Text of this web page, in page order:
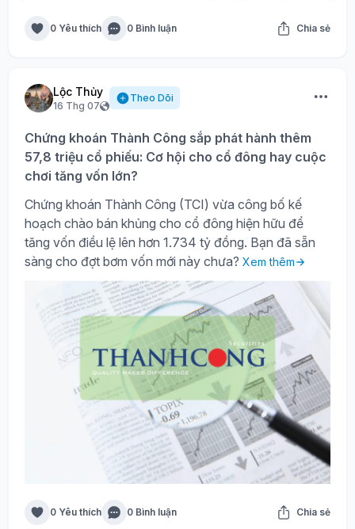
0 Yêu thích 0 Bình luận Chia sẻ
Lộc Thủy
16 Thg 07
Theo Dõi
Chứng khoán Thành Công sắp phát hành thêm
57,8 triệu cổ phiếu: Cơ hội cho cổ đông hay cuộc
chơi tăng vốn lớn?
Chứng khoán Thành Công (TCI) vừa công bố kế
hoạch chào bán khủng cho cổ đông hiện hữu để
tăng vốn điều lệ lên hơn 1.734 tỷ đồng. Bạn đã sẵn
sàng cho đợt bơm vốn mới này chưa? Xem thêm
0 Yêu thích 0 Bình luận Chia sẻ